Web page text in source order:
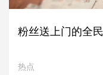
粉丝送上门的全
热点